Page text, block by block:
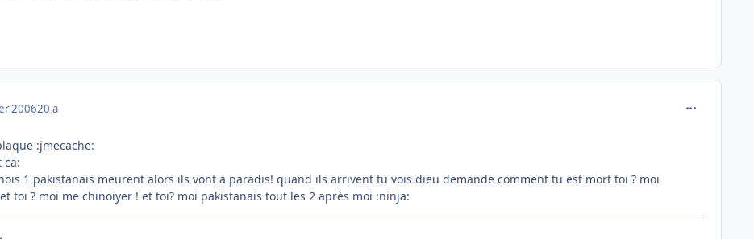
200620 a
:jmecache:
ca:
1 pakistanais meurent alors ils vont a paradis! quand ils arrivent tu vois dieu demande comment tu est mort toi ? moi
toi ? moi me chinoiyer ! et toi? moi pakistanais tout les 2 après moi :ninja: